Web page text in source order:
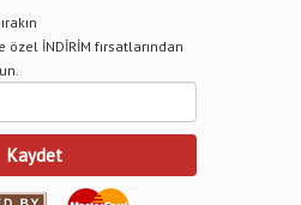
İNDİRİM fırsatlarından
Kaydet